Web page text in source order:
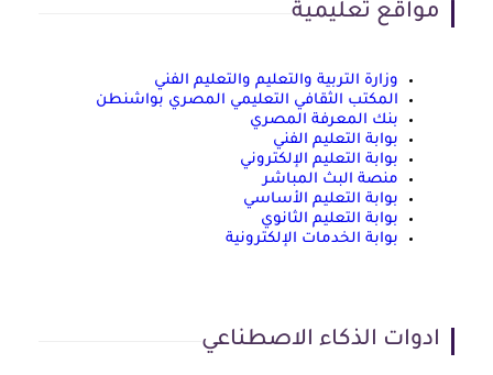
مواقع تعليمية
وزارة التربية والتعليم والتعليم الفني
المكتب الثقافي التعليمي المصري بواشنطن
بنك المعرفة المصري
بوابة التعليم الفني
بوابة التعليم الإلكتروني
منصة البث المباشر
بوابة التعليم الأساسي
بوابة التعليم الثانوي
بوابة الخدمات الإلكترونية
ادوات الذكاء الاصطناعي